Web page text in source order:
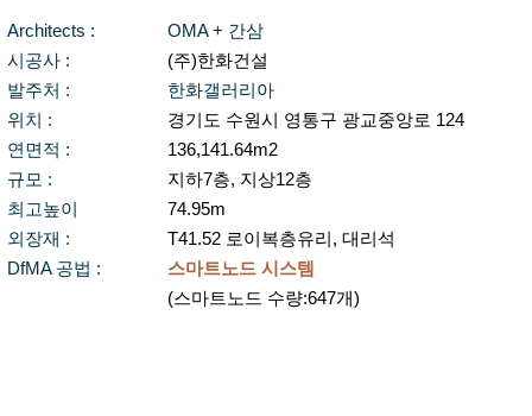
Architects :
시공사 :
발주처 :
위치 :
연면적 :
규모 :
​최고높이
​외장재 :
DfMA 공법 :
OMA + 간삼
(주)한화건설
​한화갤러리아
​경기도 수원시 영통구 광교중앙로 124
136,141.64m2
지하7층, 지상12층
74.95m
T41.52 로이복층유리, 대리석
스마트노드 시스템
(스마트노드 수량:647개)